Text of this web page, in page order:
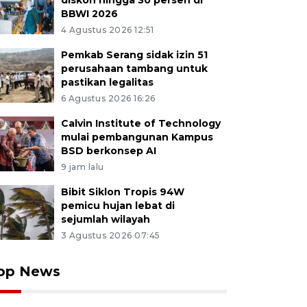
BBWI 2026
4 Agustus 2026 12:51
Pemkab Serang sidak izin 51
perusahaan tambang untuk
pastikan legalitas
6 Agustus 2026 16:26
Calvin Institute of Technology
mulai pembangunan Kampus
BSD berkonsep AI
9 jam lalu
Bibit Siklon Tropis 94W
pemicu hujan lebat di
sejumlah wilayah
3 Agustus 2026 07:45
News